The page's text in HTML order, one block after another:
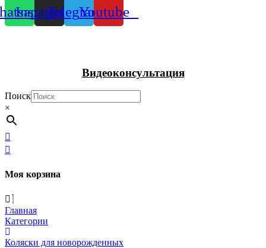
InstagramTelegramYoutube
Видеоконсультация
Поиск
×
Моя корзина
Главная
Категории
Коляски для новорожденных